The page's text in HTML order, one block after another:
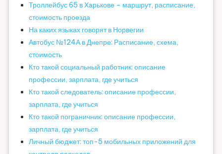
Троллейбус 65 в Харькове – маршрут, расписание,
стоимость проезда
На каких языках говорят в Норвегии
Автобус №124А в Днепре: Расписание, схема,
стоимость
Кто такой социальный работник: описание
профессии, зарплата, где учиться
Кто такой следователь: описание профессии,
зарплата, где учиться
Кто такой пограничник: описание профессии,
зарплата, где учиться
Личный бюджет: топ-5 мобильных приложений для